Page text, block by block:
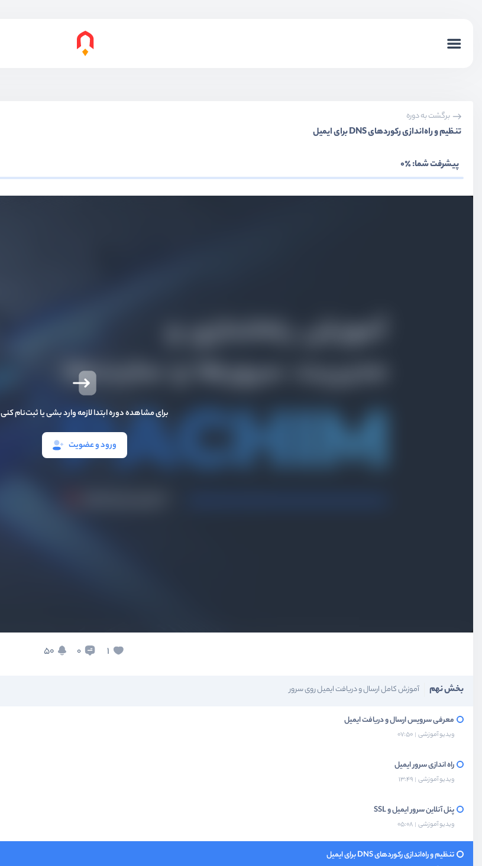
برگشت به دوره
تنظیم و راه‌اندازی رکوردهای DNS برای ایمیل
پیشرفت شما:٪0
برای مشاهده دوره ابتدا لازمه وارد بشی یا ثبت‌نام کنی
ورود و عضویت
1
0
50
بخش نهم آموزش کامل ارسال و دریافت ایمیل روی سرور
معرفی سرویس ارسال و دریافت ایمیل
ویدیو آموزشی 07:50
راه اندازی سرور ایمیل
ویدیو آموزشی 13:49
پنل آنلاین سرور ایمیل و SSL
ویدیو آموزشی 05:08
تنظیم و راه‌اندازی رکوردهای DNS برای ایمیل